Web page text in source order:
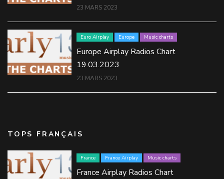
23 MARS 2023
Euro Airplay Europe Music charts
Europe Airplay Radios Chart
19.03.2023
23 MARS 2023
TOPS FRANÇAIS
France France Airplay Music charts
France Airplay Radios Chart